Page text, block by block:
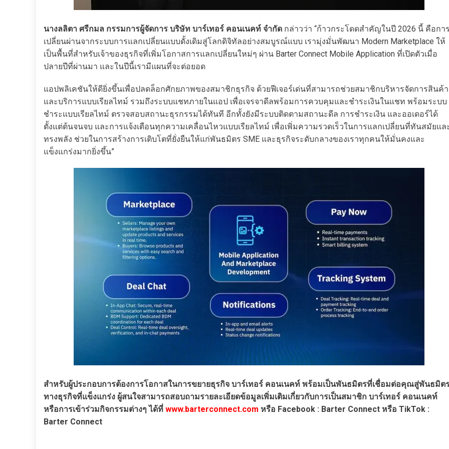
นางลลิตา ศรีกมล กรรมการผู้จัดการ บริษัท บาร์เทอร์ คอนเนคท์ จำกัด กล่าวว่า “ก้าวกระโดดสำคัญในปี 2026 นี้ คือกา
เปลี่ยนผ่านจากระบบการแลกเปลี่ยนแบบดั้งเดิมสู่โลกดิจิทัลอย่างสมบูรณ์แบบ เรามุ่งมั่นพัฒนา Modern Marketplace ให้
เป็นพื้นที่สำหรับเจ้าของธุรกิจที่เพิ่มโอกาสการแลกเปลี่ยนใหม่ๆ ผ่าน Barter Connect Mobile Application ที่เปิดตัวเมื่อ
ปลายปีที่ผ่านมา และในปีนี้เรามีแผนที่จะต่อยอด
แอปพลิเคชันให้ดียิ่งขึ้นเพื่อปลดล็อกศักยภาพของสมาชิกธุรกิจ ด้วยฟีเจอร์เด่นที่สามารถช่วยสมาชิกบริหารจัดการสินค้า
และบริการแบบเรียลไทม์ รวมถึงระบบแชทภายในแอป เพื่อเจรจาดีลพร้อมการควบคุมและชำระเงินในแชท พร้อมระบบ
ชำระแบบเรียลไทม์ ตรวจสอบสถานะธุรกรรมได้ทันที อีกทั้งยังมีระบบติดตามสถานะดีล การชำระเงิน และออเดอร์ได้
ตั้งแต่ต้นจนจบ และการแจ้งเตือนทุกความเคลื่อนไหวแบบเรียลไทม์ เพื่อเพิ่มความรวดเร็วในการแลกเปลี่ยนที่ทันสมัยแล
ทรงพลัง ช่วยในการสร้างการเติบโตที่ยั่งยืนให้แก่พันธมิตร SME และธุรกิจระดับกลางของเราทุกคนให้มั่นคงและ
แข็งแกร่งมากยิ่งขึ้น”
สำหรับผู้ประกอบการต้องการโอกาสในการขยายธุรกิจ บาร์เทอร์ คอนเนคท์ พร้อมเป็นพันธมิตรที่เชื่อมต่อคุณสู่พันธมิต
ทางธุรกิจที่แข็งแกร่ง ผู้สนใจสามารถสอบถามรายละเอียดข้อมูลเพิ่มเติมเกี่ยวกับการเป็นสมาชิก บาร์เทอร์ คอนเนคท์
หรือการเข้าร่วมกิจกรรมต่างๆ ได้ที่ www.barterconnect.com หรือ Facebook : Barter Connect หรือ TikTok :
Barter Connect